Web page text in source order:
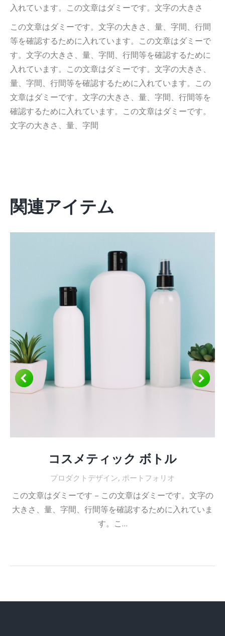
入れています。この文章はダミーです。文字の大きさ
この文章はダミーです。文字の大きさ、量、字間、行間
等を確認するために入れています。この文章はダミーで
す。文字の大きさ、量、字間、行間等を確認するために
入れています。この文章はダミーです。文字の大きさ、
量、字間、行間等を確認するために入れています。この
文章はダミーです。文字の大きさ、量、字間、行間等を
確認するために入れています。この文章はダミーです。
文字の大きさ、量、字間
関連アイテム
コスメティック ボトル
プロダクトデザイン, ポートフォリオ
この文章はダミーです – この文章はダミーです。文字の
大きさ、量、字間、行間等を確認するために入れていま
す。こ…